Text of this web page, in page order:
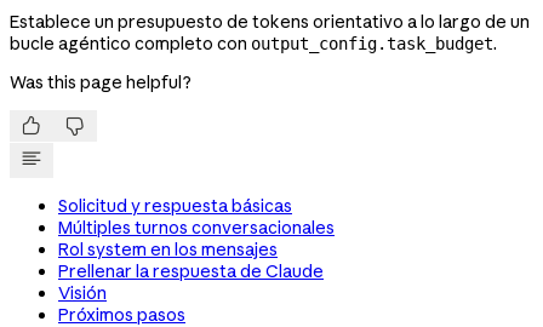
Establece un presupuesto de tokens orientativo a lo largo de un
bucle agéntico completo con output_config.task_budget.
Was this page helpful?
 
Solicitud y respuesta básicas
Múltiples turnos conversacionales
Rol system en los mensajes
Prellenar la respuesta de Claude
Visión
Próximos pasos